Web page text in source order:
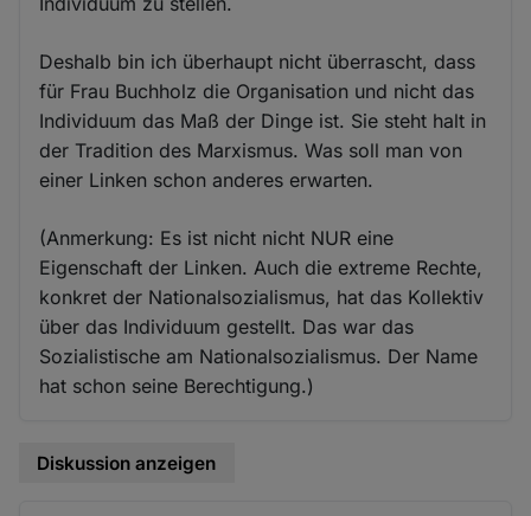
Deshalb bin ich überhaupt nicht überrascht, dass
für Frau Buchholz die Organisation und nicht das
Individuum das Maß der Dinge ist. Sie steht halt in
der Tradition des Marxismus. Was soll man von
einer Linken schon anderes erwarten.
(Anmerkung: Es ist nicht nicht NUR eine
Eigenschaft der Linken. Auch die extreme Rechte,
konkret der Nationalsozialismus, hat das Kollektiv
über das Individuum gestellt. Das war das
Sozialistische am Nationalsozialismus. Der Name
hat schon seine Berechtigung.)
Diskussion anzeigen